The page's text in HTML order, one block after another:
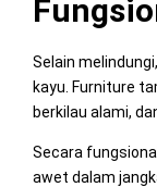
Selain
kayu. Furniture
berkilau alami,
Secara
awet dalam